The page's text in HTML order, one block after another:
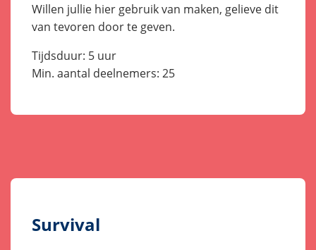
Willen jullie hier gebruik van maken, gelieve dit
van tevoren door te geven.
Tijdsduur: 5 uur
Min. aantal deelnemers: 25
Survival